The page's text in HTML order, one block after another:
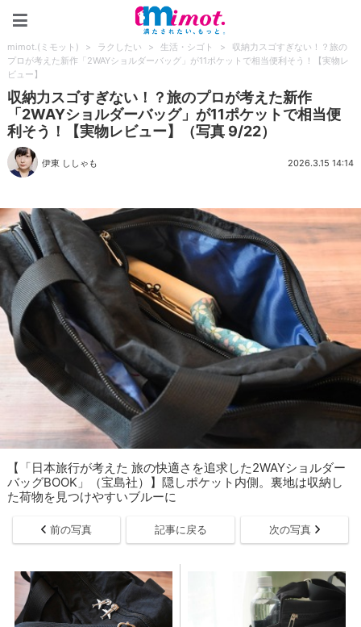
mimot.(ミモット) > ラクしたい > 生活・シゴト >
収納力スゴすぎない！？旅の
プロが考えた新作「2WAYショルダーバッグ」が11ポケットで相当便利そう！【実物レ
ビュー】
収納力スゴすぎない！？旅のプロが考えた新作
「2WAYショルダーバッグ」が11ポケットで相当便
利そう！【実物レビュー】（写真 9/22）
伊東 ししゃも 2026.3.15 14:14
【「日本旅行が考えた 旅の快適さを追求した2WAYショルダー
バッグBOOK」（宝島社）】隠しポケット内側。裏地は収納し
た荷物を見つけやすいブルーに
前の写真 記事に戻る 次の写真